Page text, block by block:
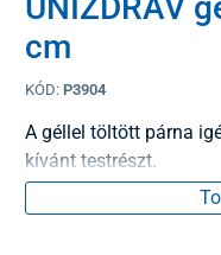
cm
KÓD: P3904
A géllel töltött párna
kívánt testrészt.